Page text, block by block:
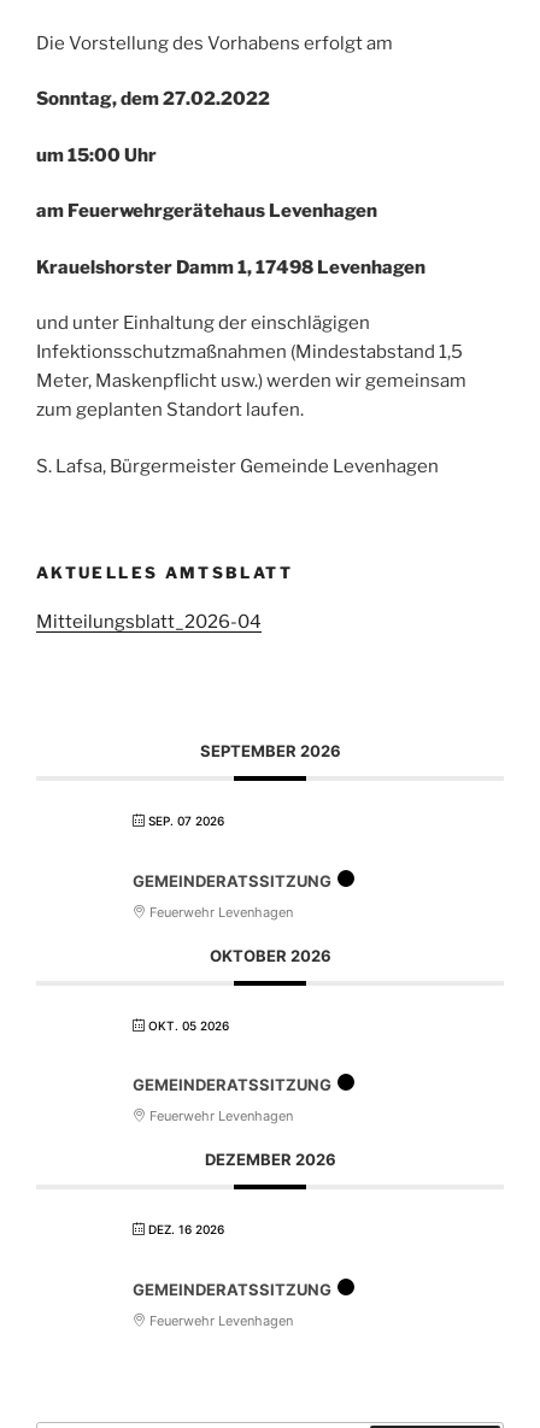
Die Vorstellung des Vorhabens erfolgt am
Sonntag, dem 27.02.2022
um 15:00 Uhr
am Feuerwehrgerätehaus Levenhagen
Krauelshorster Damm 1, 17498 Levenhagen
und unter Einhaltung der einschlägigen
Infektionsschutzmaßnahmen (Mindestabstand 1,5
Meter, Maskenpflicht usw.) werden wir gemeinsam
zum geplanten Standort laufen.
S. Lafsa, Bürgermeister Gemeinde Levenhagen
AKTUELLES AMTSBLATT
Mitteilungsblatt_2026-04
SEPTEMBER 2026
SEP. 07 2026
GEMEINDERATSSITZUNG
Feuerwehr Levenhagen
OKTOBER 2026
OKT. 05 2026
GEMEINDERATSSITZUNG
Feuerwehr Levenhagen
DEZEMBER 2026
DEZ. 16 2026
GEMEINDERATSSITZUNG
Feuerwehr Levenhagen